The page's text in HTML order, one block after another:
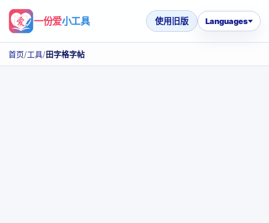
一份爱小工具 使用旧版 Languages
首页/工具/田字格字帖